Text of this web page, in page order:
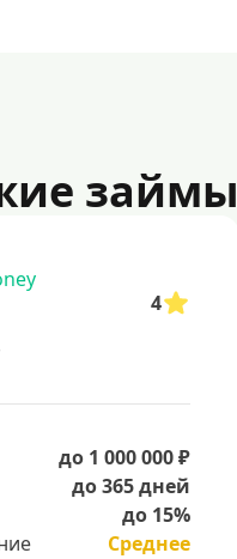
займы
4
до 1 000 000 ₽
до 365 дней
до 15%
Среднее